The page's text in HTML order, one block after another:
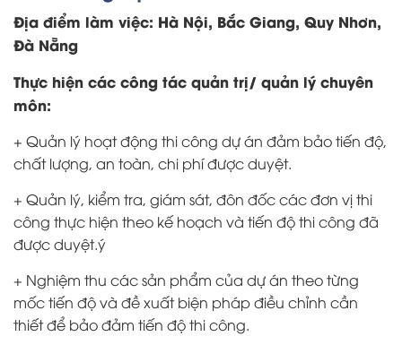
Địa điểm làm việc: Hà Nội, Bắc Giang, Quy Nhơn,
Đà Nẵng
Thực hiện các công tác quản trị/ quản lý chuyên
môn:
+ Quản lý hoạt động thi công dự án đảm bảo tiến độ,
chất lượng, an toàn, chi phí được duyệt.
+ Quản lý, kiểm tra, giám sát, đôn đốc các đơn vị thi
công thực hiện theo kế hoạch và tiến độ thi công đã
được duyệt.ý
+ Nghiệm thu các sản phẩm của dự án theo từng
mốc tiến độ và đề xuất biện pháp điều chỉnh cần
thiết để bảo đảm tiến độ thi công.